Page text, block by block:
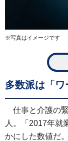
※写真はイメージです
多数派は「ワ
仕事と介護の
人。「2017年就
かにした数値だ